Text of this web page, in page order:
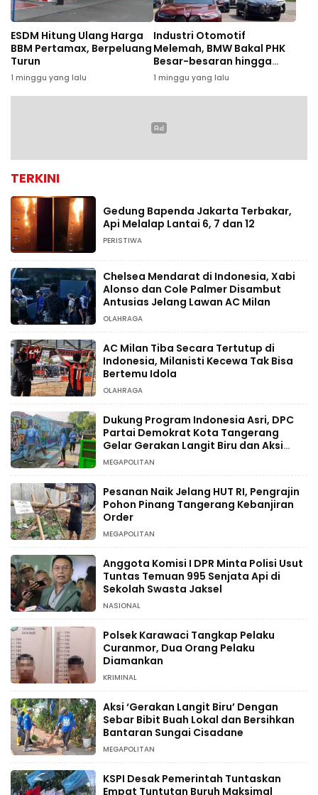
ESDM Hitung Ulang Harga
BBM Pertamax, Berpeluang
Turun
1 minggu yang lalu
Industri Otomotif
Melemah, BMW Bakal PHK
Besar-besaran hingga
8.000 Karyawan
1 minggu yang lalu
TERKINI
Gedung Bapenda Jakarta Terbakar,
Api Melalap Lantai 6, 7 dan 12
PERISTIWA
Chelsea Mendarat di Indonesia, Xabi
Alonso dan Cole Palmer Disambut
Antusias Jelang Lawan AC Milan
OLAHRAGA
AC Milan Tiba Secara Tertutup di
Indonesia, Milanisti Kecewa Tak Bisa
Bertemu Idola
OLAHRAGA
Dukung Program Indonesia Asri, DPC
Partai Demokrat Kota Tangerang
Gelar Gerakan Langit Biru dan Aksi
Tanam Pohon
MEGAPOLITAN
Pesanan Naik Jelang HUT RI, Pengrajin
Pohon Pinang Tangerang Kebanjiran
Order
MEGAPOLITAN
Anggota Komisi I DPR Minta Polisi Usut
Tuntas Temuan 995 Senjata Api di
Sekolah Swasta Jaksel
NASIONAL
Polsek Karawaci Tangkap Pelaku
Curanmor, Dua Orang Pelaku
Diamankan
KRIMINAL
Aksi ‘Gerakan Langit Biru’ Dengan
Sebar Bibit Buah Lokal dan Bersihkan
Bantaran Sungai Cisadane
MEGAPOLITAN
KSPI Desak Pemerintah Tuntaskan
Empat Tuntutan Buruh Maksimal